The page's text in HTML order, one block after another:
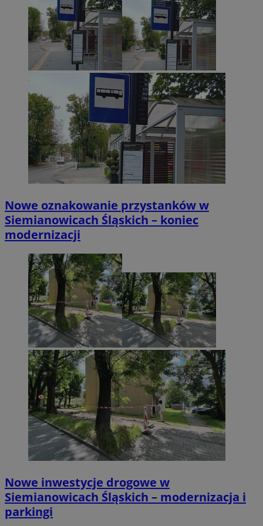
Nowe oznakowanie przystanków w
Siemianowicach Śląskich – koniec
modernizacji
Nowe inwestycje drogowe w
Siemianowicach Śląskich – modernizacja i
parkingi